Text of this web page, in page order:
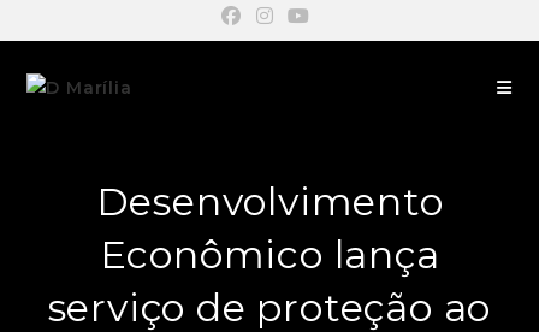
Desenvolvimento
Econômico lança
serviço de proteção ao